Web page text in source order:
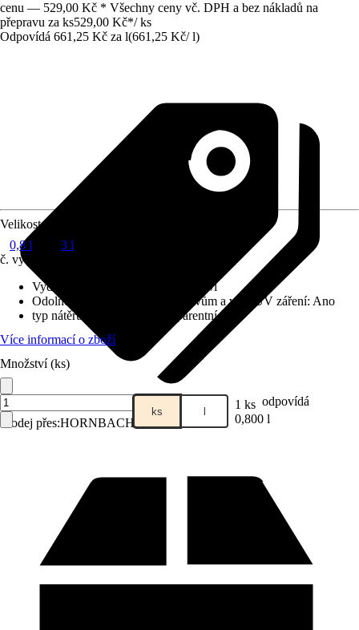
cenu — 529,00 Kč * Všechny ceny vč. DPH a bez nákladů na
přepravu za ks529,00 Kč*/ ks
Odpovídá 661,25 Kč za l(661,25 Kč/ l)
Prodej přes:HORNBACH
Velikost balení
0,8 l
3 l
č. výrobku
Vydatnost při jednom nátěru
14 m²/l
Odolnost vůči povětrnostním vlivům a vůči UV záření: Ano
typ nátěru
Lazurované/transparentní
Více informací o zboží
Množství (ks)
ks l 1 ks odpovídá
0,800 l